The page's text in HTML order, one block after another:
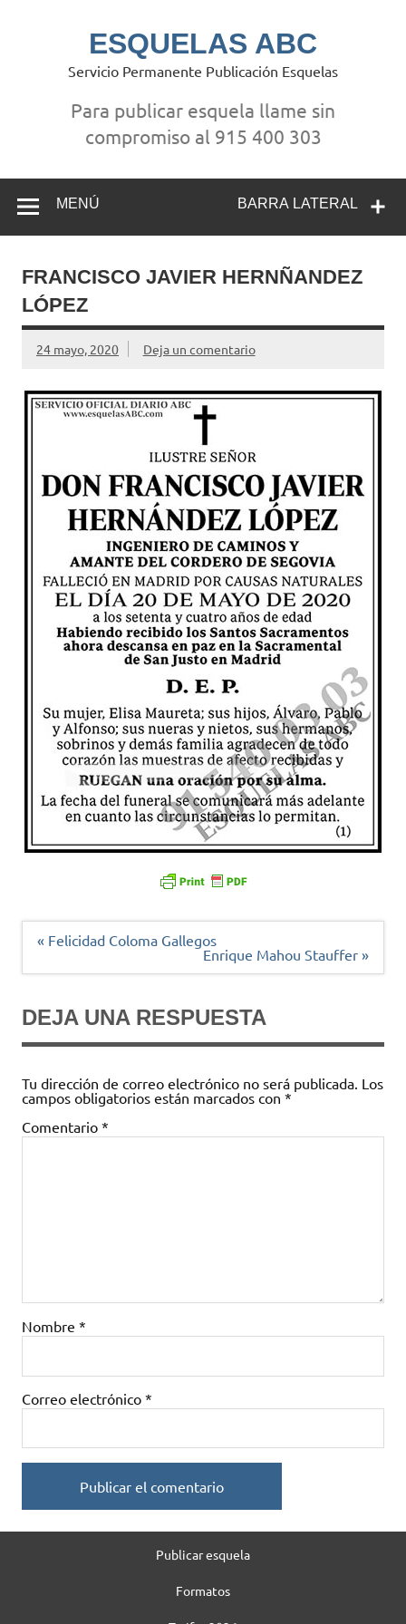
ESQUELAS ABC
Servicio Permanente Publicación Esquelas
Para publicar esquela llame sin
compromiso al 915 400 303
BARRA LATERAL
MENÚ
FRANCISCO JAVIER HERNÑANDEZ
LÓPEZ
24 mayo, 2020 Deja un comentario
Navegación
« Felicidad Coloma Gallegos
Enrique Mahou Stauffer »
DEJA UNA RESPUESTA
Tu dirección de correo electrónico no será publicada. Los
campos obligatorios están marcados con *
Comentario *
Nombre *
Correo electrónico *
Publicar esquela
Formatos